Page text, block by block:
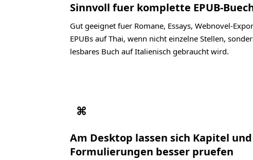
Sinnvoll fuer komplette EPUB-
Gut geeignet fuer Romane, Essays, Webnovel-
EPUBs auf Thai, wenn nicht einzelne Stellen,
lesbares Buch auf Italienisch gebraucht wird.
⌘
Am Desktop lassen sich Kapitel und
Formulierungen besser pruefen